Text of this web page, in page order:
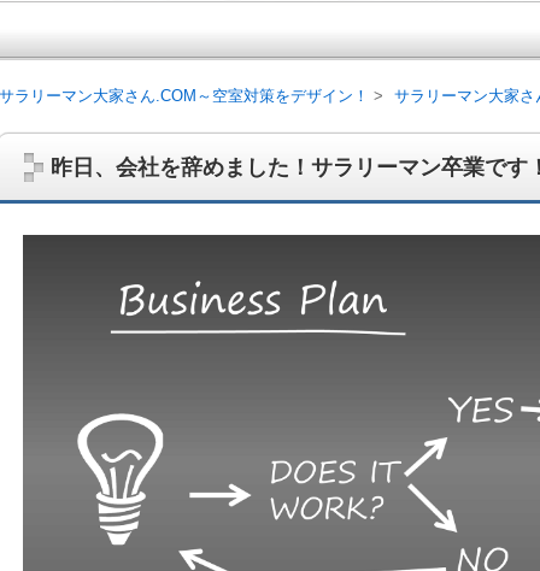
昨日、会社を辞めました！サラリーマン卒業です
サラリーマン大家さん.COM～空室対策をデザイン！ サラリーマン大家さ
サラリーマン大家さん.COM～空
サラリーマン大家さんを応援！マンション経営、アパート経営の空室
ム、大家さん自ら行うネット集客、コンセプト賃貸の導入を研究する
on書籍出版、多拠点居住の暮らしぶり、旅行業務取扱管理者、宅建等